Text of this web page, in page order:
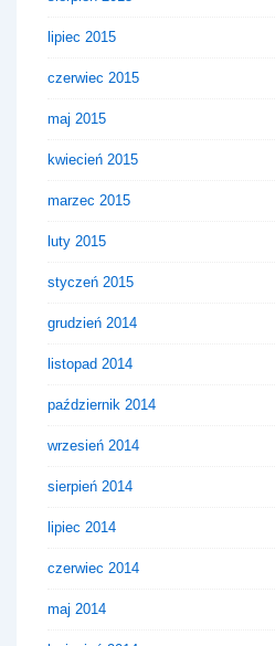
lipiec 2015
czerwiec 2015
maj 2015
kwiecień 2015
marzec 2015
luty 2015
styczeń 2015
grudzień 2014
listopad 2014
październik 2014
wrzesień 2014
sierpień 2014
lipiec 2014
czerwiec 2014
maj 2014